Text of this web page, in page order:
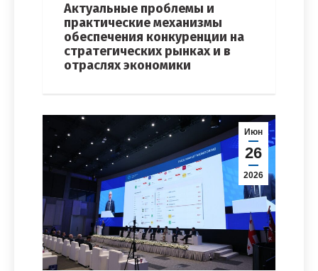
Актуальные проблемы и
практические механизмы
обеспечения конкуренции на
стратегических рынках и в
отраслях экономики
Июн
26
2026